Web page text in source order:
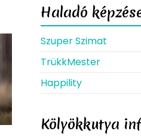
Haladó
Szuper Szimat
TrükkMester
Happility
Kölyökkutya